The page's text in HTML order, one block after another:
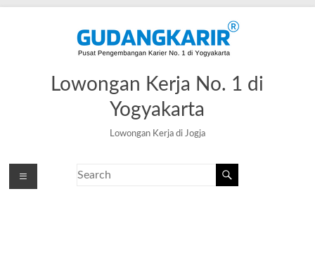
Lowongan Kerja No. 1 di
Yogyakarta
Lowongan Kerja di Jogja